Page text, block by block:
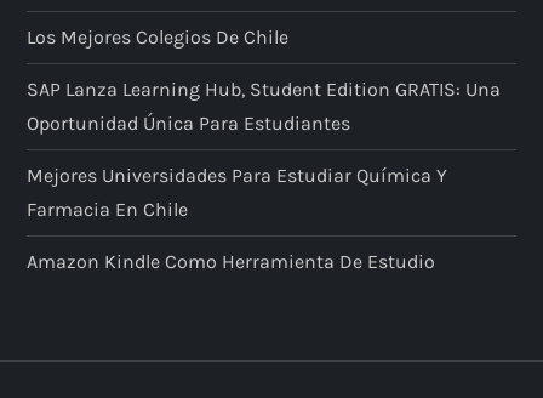
t
r
a
d
a
Los Mejores Colegios De Chile
SAP Lanza Learning Hub, Student Edition GRATIS: Una
Oportunidad Única Para Estudiantes
Mejores Universidades Para Estudiar Química Y
Farmacia En Chile
Amazon Kindle Como Herramienta De Estudio